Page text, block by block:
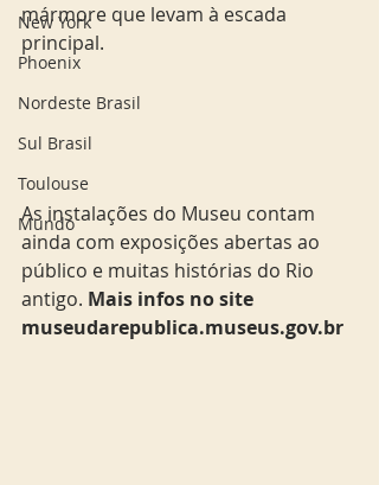
New York
Phoenix
Nordeste Brasil
Sul Brasil
Toulouse
Mundo
mármore que levam à escada
principal.
As instalações do Museu contam
ainda com exposições abertas ao
público e muitas histórias do Rio
antigo. Mais infos no site
museudarepublica.museus.gov.br